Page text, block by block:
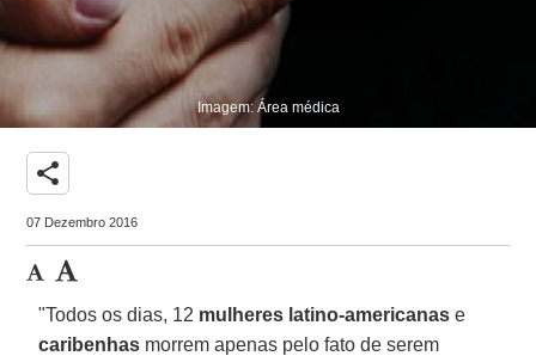
Imagem: Área médica
share
07 Dezembro 2016
"Todos os dias, 12 mulheres latino-americanas e
caribenhas morrem apenas pelo fato de serem